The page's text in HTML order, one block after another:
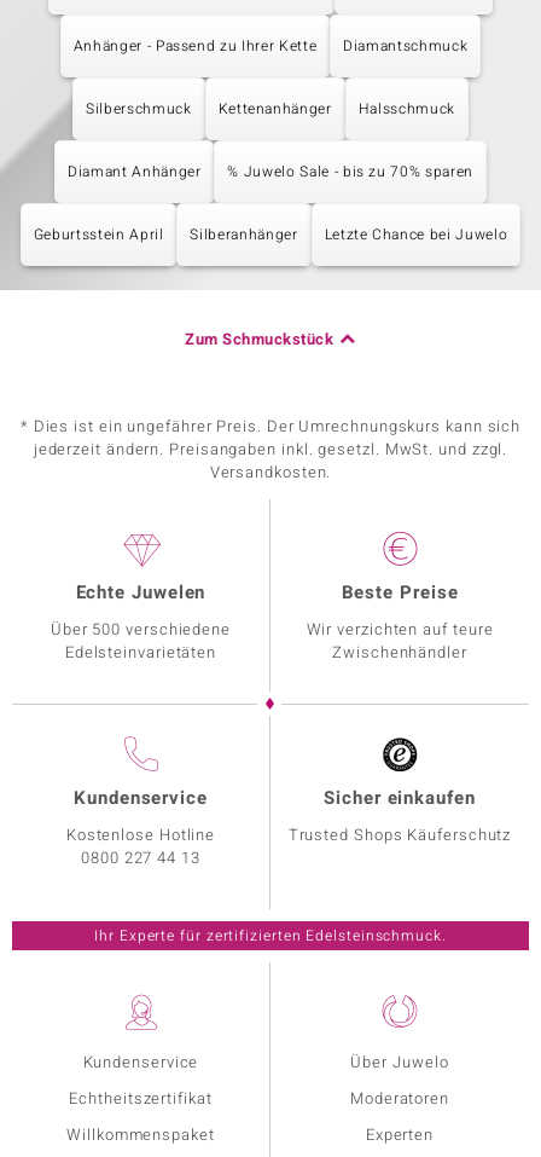
Anhänger - Passend zu Ihrer Kette Diamantschmuck
Silberschmuck Kettenanhänger Halsschmuck
Diamant Anhänger % Juwelo Sale - bis zu 70% sparen
Geburtsstein April Silberanhänger Letzte Chance bei Juwelo
Zum Schmuckstück
* Dies ist ein ungefährer Preis. Der Umrechnungskurs kann sich
jederzeit ändern. Preisangaben inkl. gesetzl. MwSt. und zzgl.
Versandkosten.
Kundenservice
Echtheitszertifikat
Willkommenspaket
Über Juwelo
Moderatoren
Experten
Echte Juwelen
Über 500 verschiedene
Edelsteinvarietäten
Beste Preise
Wir verzichten auf teure
Zwischenhändler
Kundenservice
Kostenlose Hotline
0800 227 44 13
Sicher einkaufen
Trusted Shops Käuferschutz
Ihr Experte für zertifizierten Edelsteinschmuck.